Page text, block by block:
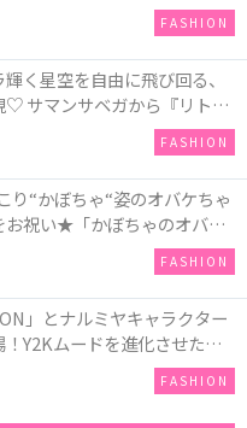
FASHION
く星空を自由に飛び回る、
♡ サマンサベガから『リトル
年アニバーサリーイヤー』を
FASHION
“かぼちゃ“姿のオバケちゃ
お祝い★「かぼちゃのオバケ
発売！Q-pot CAFE.では
キプレート」も登場
FASHION
」とナルミヤキャラクター
Y2Kムードを進化させた新
FASHION